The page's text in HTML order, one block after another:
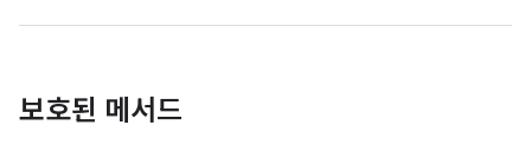
보호된 메서드